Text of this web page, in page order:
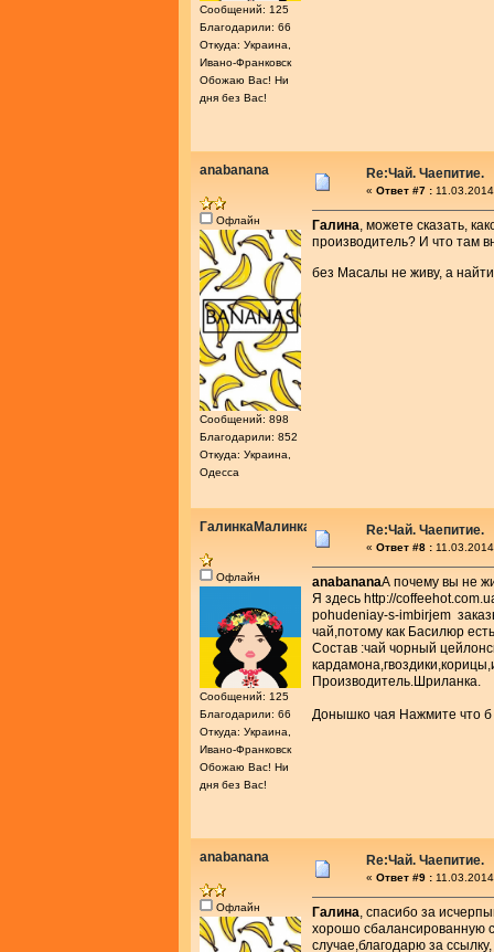
Сообщений: 125
Благодарили: 66
Откуда: Украина,
Ивано-Франковск
Обожаю Вас! Ни
дня без Вас!
anabanana
Офлайн
Сообщений: 898
Благодарили: 852
Откуда: Украина,
Одесса
Re:Чай. Чаепитие.
« Ответ #7 :
Галина , можете сказать,
производитель? И что там
без Масалы не живу, а
ГалинкаМалинка
Офлайн
Сообщений: 125
Благодарили: 66
Откуда: Украина,
Ивано-Франковск
Обожаю Вас! Ни
дня без Вас!
Re:Чай. Чаепитие.
« Ответ #8 :
anabananaА почему вы не
Я здесь http://
pohudeniay-s-imbirjem
чай,потому как Басилюр
Состав :чай чорный
Производитель.Шриланка.
Донышко чая Нажмите что б
anabanana
Офлайн
Re:Чай. Чаепитие.
« Ответ #9 :
Галина , спасибо за
хорошо сбалансированную
случае,благодарю за